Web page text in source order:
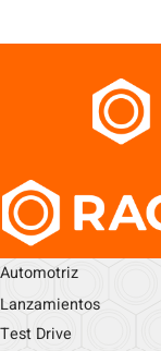
Automotriz
Lanzamientos
Test Drive